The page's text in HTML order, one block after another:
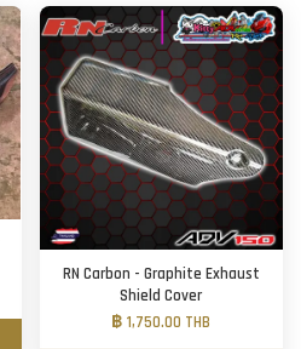
RN Carbon - Graphite Exhaust
Shield Cover
฿ 1,750.00 THB